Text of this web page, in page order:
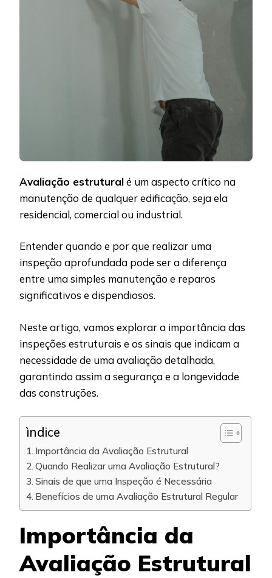
Avaliação estruturalé um aspecto crítico na
manutenção de qualquer edificação, seja ela
residencial, comercial ou industrial.
Entender quando e por que realizar uma
inspeção aprofundada pode ser a diferença
entre uma simples manutenção e reparos
significativos e dispendiosos.
Neste artigo, vamos explorar a importância das
inspeções estruturais e os sinais que indicam a
necessidade de uma avaliação detalhada,
garantindo assim a segurança e a longevidade
das construções.
ìndice
Importância da Avaliação Estrutural
Quando Realizar uma Avaliação Estrutural?
Sinais de que uma Inspeção é Necessária
Benefícios de uma Avaliação Estrutural Regular
Importância da
Avaliação Estrutural